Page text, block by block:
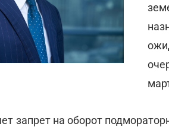
запрет на оборот